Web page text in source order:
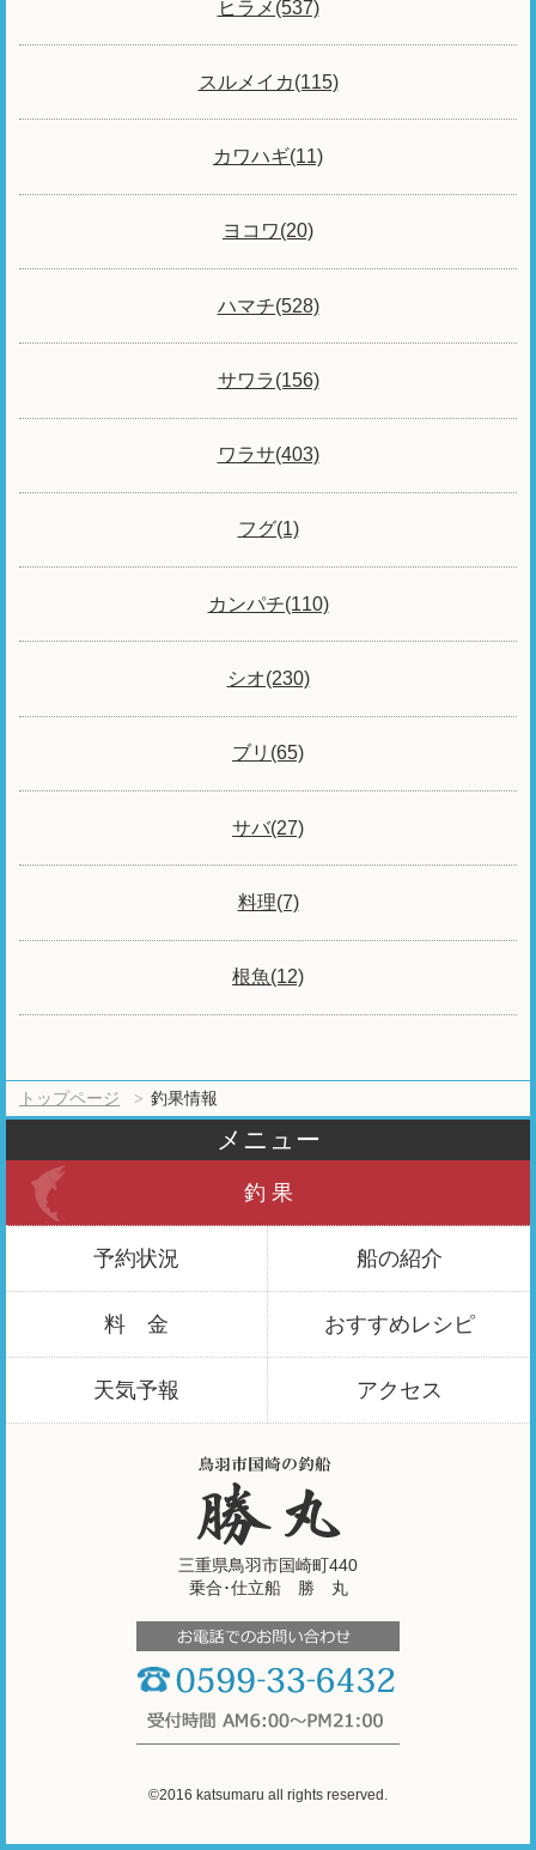
ヒラメ(537)
スルメイカ(115)
カワハギ(11)
ヨコワ(20)
ハマチ(528)
サワラ(156)
ワラサ(403)
フグ(1)
カンパチ(110)
シオ(230)
ブリ(65)
サバ(27)
料理(7)
根魚(12)
トップページ 釣果情報
メニュー
釣 果
予約状況 船の紹介
料 金 おすすめレシピ
天気予報 アクセス
三重県鳥羽市国崎町440
乗合･仕立船 勝 丸
©2016 katsumaru all rights reserved.